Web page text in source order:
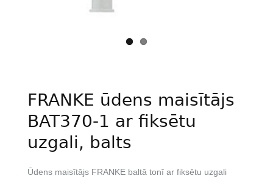
FRANKE ūdens maisītājs
BAT370-1 ar fiksētu
uzgali, balts
Ūdens maisītājs FRANKE baltā tonī ar fiksētu uzgali